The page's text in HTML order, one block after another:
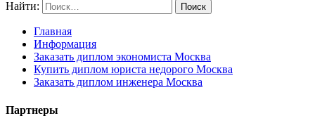
Найти:
Главная
Информация
Заказать диплом экономиста Москва
Купить диплом юриста недорого Москва
Заказать диплом инженера Москва
Партнеры